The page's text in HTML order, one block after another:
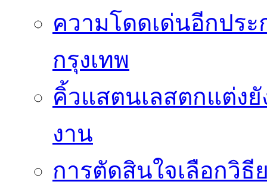
ความโดดเด่นอีกปร
กรุงเทพ
คิ้วแสตนเลสตกแต่ง
งาน
การตัดสินใจเลือกวิ